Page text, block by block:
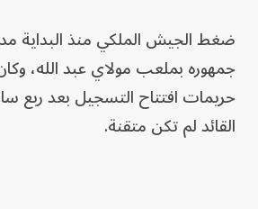
ضغط الجيش الملكي منذ البداية
جمهوره بملعب مولاي عبد الله،
حريمات افتتاح التسجيل بعد ربع
القائد لم تكن متقنة.